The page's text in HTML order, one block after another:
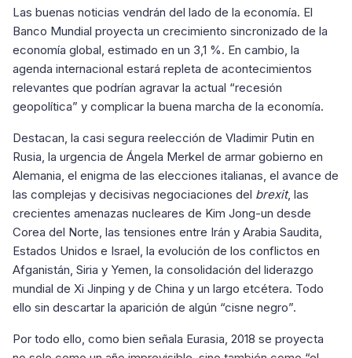
Las buenas noticias vendrán del lado de la economía. El
Banco Mundial proyecta un crecimiento sincronizado de la
economía global, estimado en un 3,1 %. En cambio, la
agenda internacional estará repleta de acontecimientos
relevantes que podrían agravar la actual “recesión
geopolítica” y complicar la buena marcha de la economía.
Destacan, la casi segura reelección de Vladimir Putin en
Rusia, la urgencia de Ángela Merkel de armar gobierno en
Alemania, el enigma de las elecciones italianas, el avance de
las complejas y decisivas negociaciones del brexit, las
crecientes amenazas nucleares de Kim Jong-un desde
Corea del Norte, las tensiones entre Irán y Arabia Saudita,
Estados Unidos e Israel, la evolución de los conflictos en
Afganistán, Siria y Yemen, la consolidación del liderazgo
mundial de Xi Jinping y de China y un largo etcétera. Todo
ello sin descartar la aparición de algún “cisne negro”.
Por todo ello, como bien señala Eurasia, 2018 se proyecta